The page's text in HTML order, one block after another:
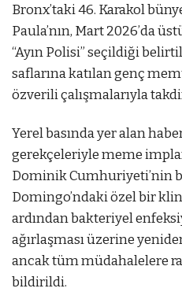
Bronx’taki 46. Karakol
Paula’nın, Mart 2026’da
“Ayın Polisi” seçildiği
saflarına katılan genç
özverili çalışmalarıyla
Yerel basında yer alan
gerekçeleriyle meme
Dominik Cumhuriyeti’nin
Domingo’ndaki özel bir
ardından bakteriyel
ağırlaşması üzerine
ancak tüm müdahalelere
bildirildi.